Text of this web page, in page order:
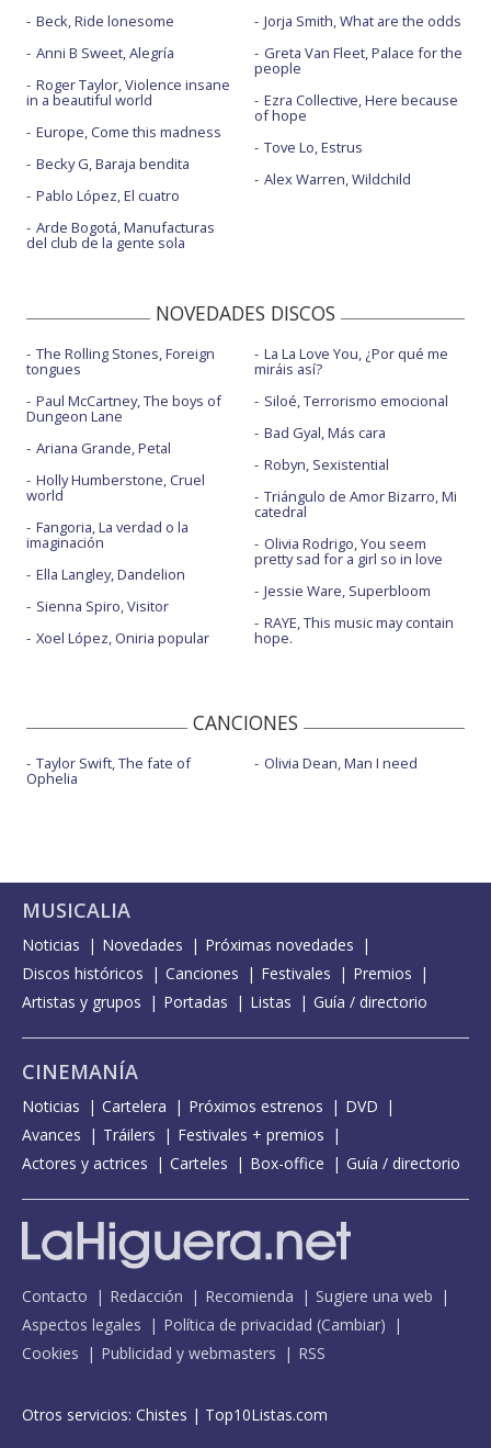
Beck, Ride lonesome
Anni B Sweet, Alegría
Roger Taylor, Violence insane
in a beautiful world
Europe, Come this madness
Becky G, Baraja bendita
Pablo López, El cuatro
Arde Bogotá, Manufacturas
del club de la gente sola
Jorja Smith, What are the odds
Greta Van Fleet, Palace for the
people
Ezra Collective, Here because
of hope
Tove Lo, Estrus
Alex Warren, Wildchild
NOVEDADES DISCOS
The Rolling Stones, Foreign
tongues
Paul McCartney, The boys of
Dungeon Lane
Ariana Grande, Petal
Holly Humberstone, Cruel
world
Fangoria, La verdad o la
imaginación
Ella Langley, Dandelion
Sienna Spiro, Visitor
Xoel López, Oniria popular
La La Love You, ¿Por qué me
miráis así?
Siloé, Terrorismo emocional
Bad Gyal, Más cara
Robyn, Sexistential
Triángulo de Amor Bizarro, Mi
catedral
Olivia Rodrigo, You seem
pretty sad for a girl so in love
Jessie Ware, Superbloom
RAYE, This music may contain
hope.
CANCIONES
Taylor Swift, The fate of
Ophelia
Olivia Dean, Man I need
MUSICALIA
Noticias Novedades
Próximas novedades
Discos históricos
Canciones Festivales
Premios
Artistas y grupos
Portadas Listas Guía / directorio
CINEMANÍA
Noticias Cartelera Próximos estrenos
DVD
Avances
Tráilers
Festivales + premios
Actores y actrices
Carteles Box-office Guía / directorio
Contacto Redacción Recomienda
Sugiere una web
Aspectos legales
Política de privacidad (Cambiar)
Cookies
Publicidad y webmasters RSS
Otros servicios: Chistes | Top10Listas.com